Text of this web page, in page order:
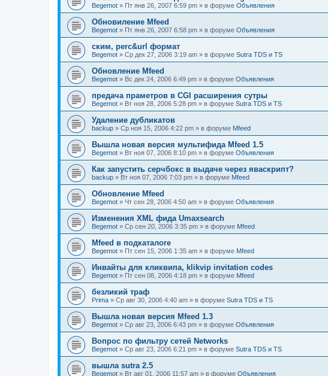
Begemot » Пт янв 26, 2007 6:59 pm » в форуме Объявления
Обновиление Mfeed
Begemot » Пт янв 26, 2007 6:58 pm » в форуме Объявления
ским, perc&url формат
Begemot » Ср дек 27, 2006 3:19 am » в форуме Sutra TDS и TS
Обновление Mfeed
Begemot » Вс дек 24, 2006 6:49 pm » в форуме Объявления
предача праметров в CGI расширения сутры
Begemot » Вт ноя 28, 2006 5:28 pm » в форуме Sutra TDS и TS
Удаление дубликатов
backup » Ср ноя 15, 2006 4:22 pm » в форуме Mfeed
Вышла новая версия мультифида Mfeed 1.5
Begemot » Вт ноя 07, 2006 8:10 pm » в форуме Объявления
Как запустить серчбокс в выдаче через яваскрипт?
backup » Вт ноя 07, 2006 7:03 pm » в форуме Mfeed
Обновление Mfeed
Begemot » Чт сен 28, 2006 4:50 am » в форуме Объявления
Изменения XML фида Umaxsearch
Begemot » Ср сен 20, 2006 3:35 pm » в форуме Mfeed
Mfeed в подкаталоге
Begemot » Пт сен 15, 2006 1:35 am » в форуме Mfeed
Инвайты для кликвипа, klikvip invitation codes
Begemot » Пт сен 08, 2006 4:18 pm » в форуме Mfeed
безликий траф
Prima » Ср авг 30, 2006 4:40 am » в форуме Sutra TDS и TS
Вышла новая версия Mfeed 1.3
Begemot » Ср авг 23, 2006 6:43 pm » в форуме Объявления
Вопрос по фильтру сетей Networks
Begemot » Ср авг 23, 2006 6:21 pm » в форуме Sutra TDS и TS
вышла sutra 2.5
Begemot » Вт авг 01, 2006 11:57 am » в форуме Объявления